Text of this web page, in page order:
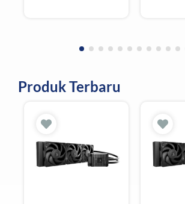
Produk Terbaru